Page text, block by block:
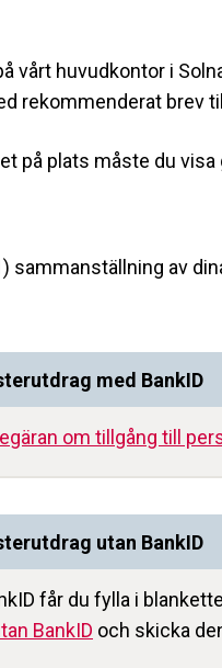
vårt huvudkontor i
rekommenderat brev
på plats måste du
sammanställning av
med BankID
om tillgång till
utan BankID
får du fylla i
BankID och skicka